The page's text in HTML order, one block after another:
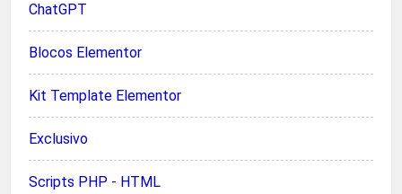
ChatGPT
Blocos Elementor
Kit Template Elementor
Exclusivo
Scripts PHP - HTML